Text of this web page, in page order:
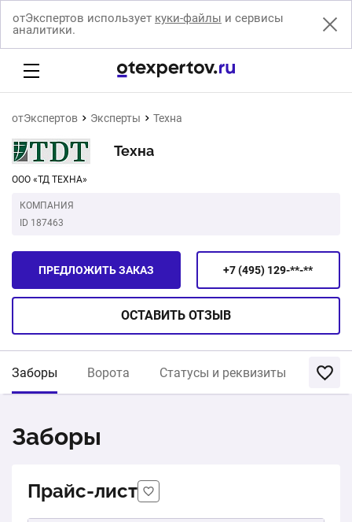
отЭкспертов использует куки-файлы и сервисы
аналитики.
отЭкспертов Эксперты Техна
Техна
ООО «ТД ТЕХНА»
КОМПАНИЯ
ID 187463
+7 (495) 129-**-**
ПРЕДЛОЖИТЬ ЗАКАЗ
ОСТАВИТЬ ОТЗЫВ
Заборы Ворота Статусы и реквизиты
Заборы
Прайс-лист